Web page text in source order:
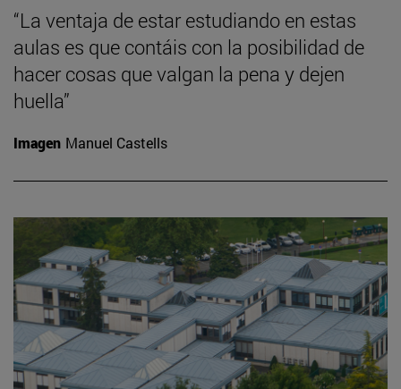
“La ventaja de estar estudiando en estas
aulas es que contáis con la posibilidad de
hacer cosas que valgan la pena y dejen
huella”
Imagen Manuel Castells